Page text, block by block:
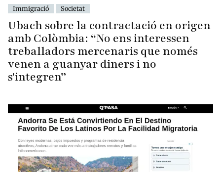
Immigració Societat
Ubach sobre la contractació en origen
amb Colòmbia: “No ens interessen
treballadors mercenaris que només
venen a guanyar diners i no
s'integren”